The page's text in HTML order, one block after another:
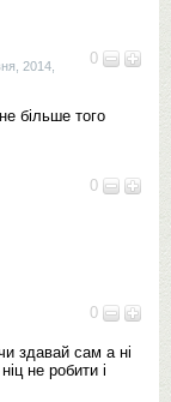
0
2014,
більше того
0
0
здавай сам а ні
не робити і